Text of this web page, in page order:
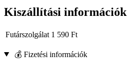
Kiszállítási információk
Futárszolgálat 1 590 Ft
💰 Fizetési információk